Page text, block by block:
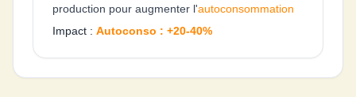
production pour augmenter l'autoconsommation
Impact : Autoconso : +20-40%